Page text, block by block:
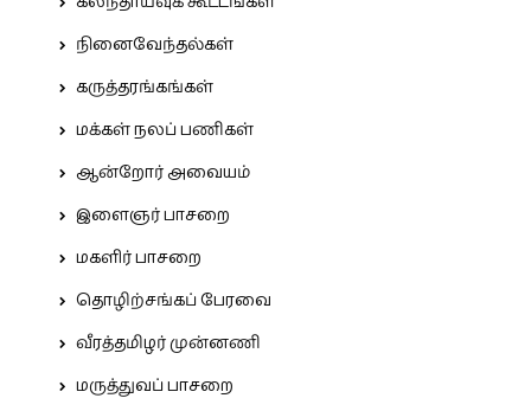
நினைவேந்தல்கள்
கருத்தரங்கங்கள்
மக்கள் நலப் பணிகள்
ஆன்றோர் அவையம்
இளைஞர் பாசறை
மகளிர் பாசறை
தொழிற்சங்கப் பேரவை
வீரத்தமிழர் முன்னணி
மருத்துவப் பாசறை